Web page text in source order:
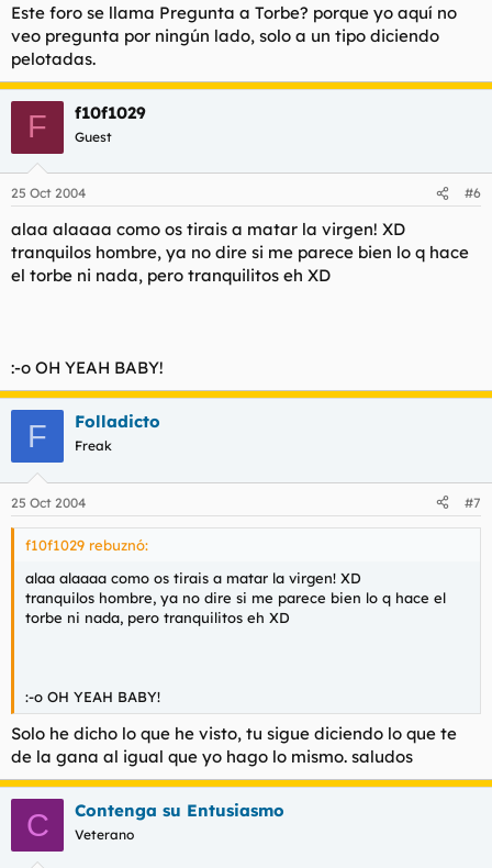
Este foro se llama Pregunta a Torbe? porque yo aquí no
veo pregunta por ningún lado, solo a un tipo diciendo
pelotadas.
F f10f1029
Guest
25 Oct 2004 #6
alaa alaaaa como os tirais a matar la virgen! XD
tranquilos hombre, ya no dire si me parece bien lo q hace
el torbe ni nada, pero tranquilitos eh XD
:-o OH YEAH BABY!
F Folladicto
Freak
25 Oct 2004 #7
f10f1029 rebuznó:
alaa alaaaa como os tirais a matar la virgen! XD
tranquilos hombre, ya no dire si me parece bien lo q hace el
torbe ni nada, pero tranquilitos eh XD
:-o OH YEAH BABY!
Solo he dicho lo que he visto, tu sigue diciendo lo que te
de la gana al igual que yo hago lo mismo. saludos
C Contenga su Entusiasmo
Veterano